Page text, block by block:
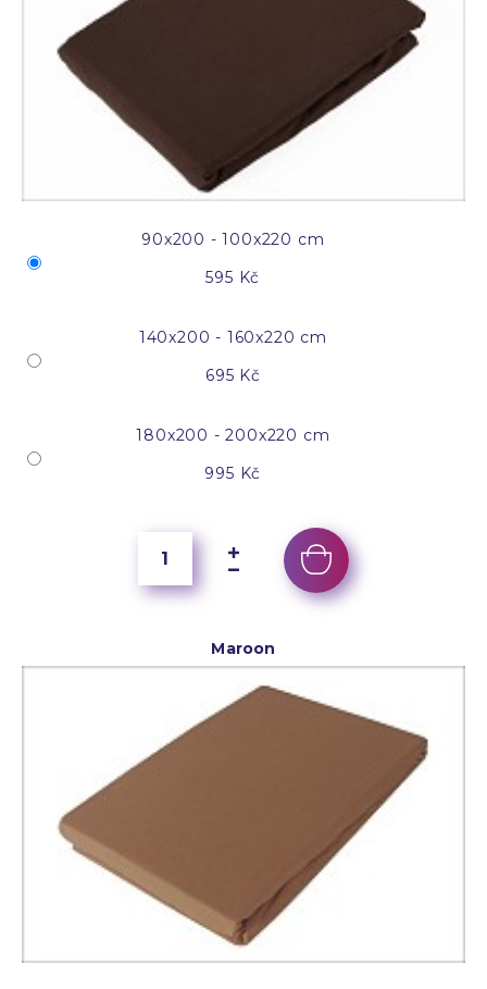
90x200 - 100x220 cm
595 Kč
140x200 - 160x220 cm
695 Kč
180x200 - 200x220 cm
995 Kč
Maroon